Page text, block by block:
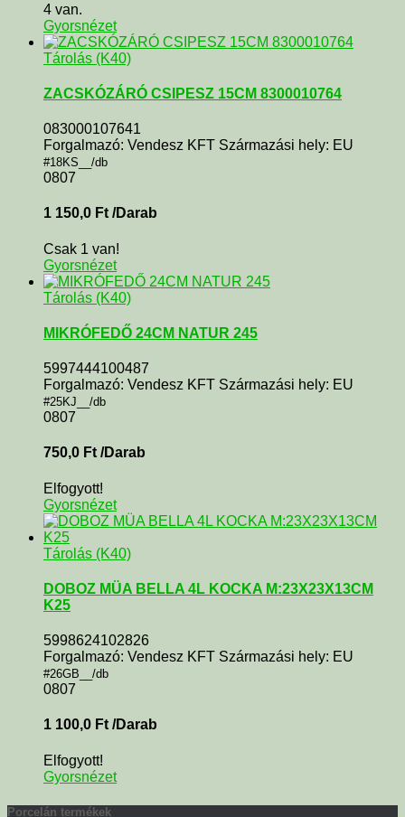
4 van.
Gyorsnézet
Tárolás (K40)
ZACSKÓZÁRÓ CSIPESZ 15CM 8300010764
083000107641
Forgalmazó: Vendesz KFT Származási hely: EU
#18KS__/db
0807
1 150,0 Ft /Darab
Csak 1 van!
Gyorsnézet
Tárolás (K40)
MIKRÓFEDŐ 24CM NATUR 245
5997444100487
Forgalmazó: Vendesz KFT Származási hely: EU
#25KJ__/db
0807
750,0 Ft /Darab
Elfogyott!
Gyorsnézet
Tárolás (K40)
DOBOZ MÜA BELLA 4L KOCKA M:23X23X13CM
K25
5998624102826
Forgalmazó: Vendesz KFT Származási hely: EU
#26GB__/db
0807
1 100,0 Ft /Darab
Elfogyott!
Gyorsnézet
Porcelán termékek